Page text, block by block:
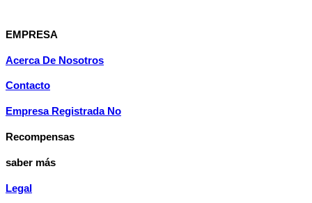
EMPRESA
Acerca De Nosotros
Contacto
Empresa Registrada No
Recompensas
saber más
Legal